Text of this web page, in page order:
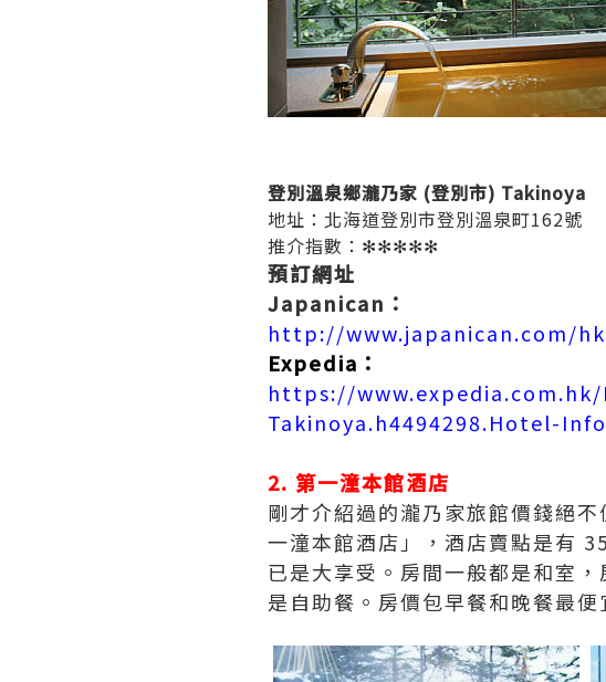
登別溫泉鄉瀧乃家 (登別市) Takinoya
地址：北海道登別市登別溫泉町162號
推介指數：✻✻✻✻✻
預訂網址
Japanican：
http://www.japanican.com/
Expedia：
https://
Takinoya.h4494298.Hotel-
2. 第一潼本館酒店
剛才介紹過的瀧乃家旅館價錢絕
一潼本館酒店」，酒店賣點是有
已是大享受。房間一般都是和室
是自助餐。房價包早餐和晚餐最